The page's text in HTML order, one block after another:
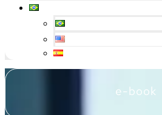
e-book